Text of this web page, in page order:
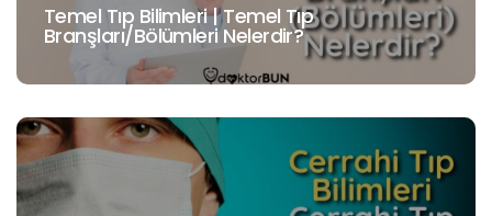
Temel Tıp Bilimleri | Temel Tıp
Branşları/Bölümleri Nelerdir?